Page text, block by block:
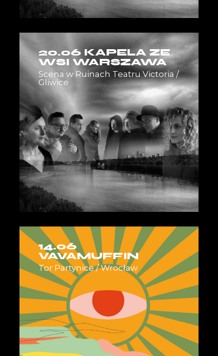
20.06 KAPELA ZE
WSI WARSZAWA
Scena w Ruinach Teatru Victoria /
Gliwice
14.06
VAVAMUFFIN
Tor Partynice / Wrocław